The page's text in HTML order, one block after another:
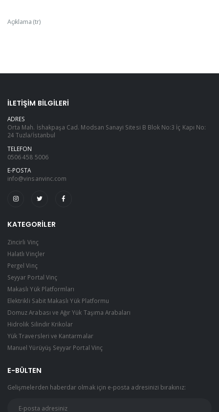
Açıklama (tr)
İLETIŞIM BILGILERI
ADRES
Orta Mah. İshakpaşa Cad. Modsan Sanayi Sitesi B Blok No:3 İç Kapı No:
24 Tuzla/İstanbul
TELEFON
0506 458 5006
E-POSTA
info@vinsanvinc.com
KATEGORILER
Zincirli Vinç
Halatlı Vinçler
Pergel Vinç
Seyyar Portal Vinç
Makaslı Yük Platformları
Elektrikli Sabit Makaslı Yük Platformu
Domuz Arabası ve Ağır Yük Taşıma Arabaları
Hidrolik Silindir Krikolar
Yük Traversleri ve Kantarmalar
Manuel Yürüyüş Seyyar Portal Vinç
E-BÜLTEN
Gelişmelerden haberdar olmak için e-posta adresinizi bırakınız: